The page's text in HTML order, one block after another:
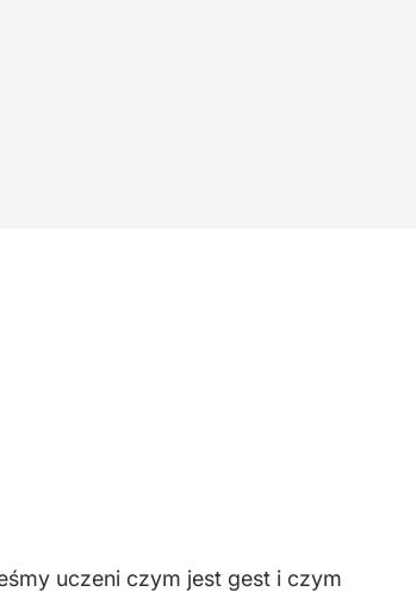
uczeni czym jest gest i czym